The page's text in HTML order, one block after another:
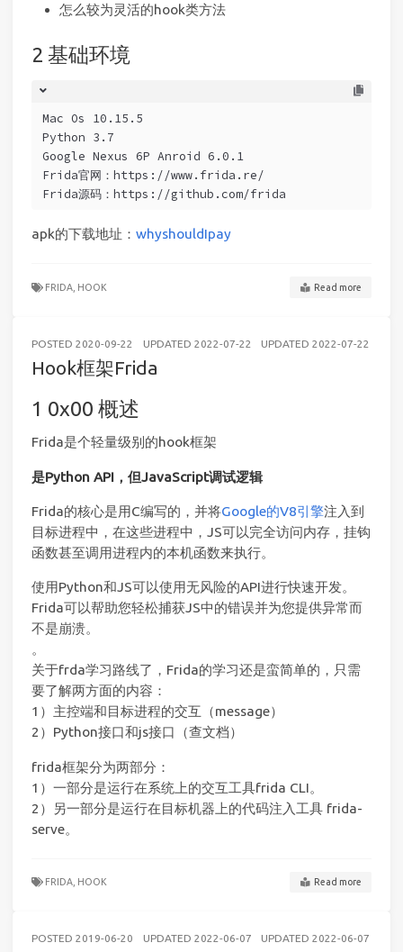
怎么较为灵活的hook类方法
基础环境
Mac Os 10.15.5
Python 3.7
Google Nexus 6P Anroid 6.0.1
Frida官网：https://www.frida.re/
Frida源码：https://github.com/frida
apk的下载地址： whyshouldIpay
FRIDA, HOOK Read more
POSTED 2020-09-22 UPDATED 2022-07-22 UPDATED 2022-07-22
Hook框架Frida
0x00 概述
Frida是个轻量级别的hook框架
是Python API，但JavaScript调试逻辑
Frida的核心是用C编写的，并将Google的V8引擎注入到
目标进程中，在这些进程中，JS可以完全访问内存，挂钩
函数甚至调用进程内的本机函数来执行。
使用Python和JS可以使用无风险的API进行快速开发。
Frida可以帮助您轻松捕获JS中的错误并为您提供异常而
不是崩溃。
。
关于frda学习路线了，Frida的学习还是蛮简单的，只需
要了解两方面的内容：
1）主控端和目标进程的交互（message）
2）Python接口和js接口（查文档）
frida框架分为两部分：
1）一部分是运行在系统上的交互工具frida CLI。
2）另一部分是运行在目标机器上的代码注入工具 frida-
serve。
FRIDA, HOOK Read more
POSTED 2019-06-20 UPDATED 2022-06-07 UPDATED 2022-06-07